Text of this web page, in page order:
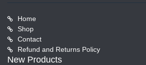
Home
Shop
Contact
Refund and Returns Policy
New Products